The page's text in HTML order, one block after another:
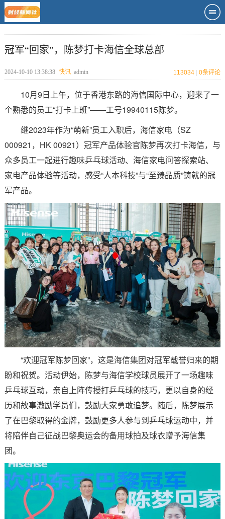
冠军“回家”，陈梦打卡海信全球总部
2024-10-10 13:38:38 快讯 admin 113034 0条评论
10月9日上午，位于香港东路的海信国际中心，迎来了一
个熟悉的员工“打卡上班”——工号19940115陈梦。
继2023年作为“萌新”员工入职后，海信家电（SZ
000921，HK 00921）冠军产品体验官陈梦再次打卡海信，与
众多员工一起进行趣味乒乓球活动、海信家电问答探索站、
家电产品体验等活动，感受“人本科技”与“至臻品质”铸就的冠
军产品。
“欢迎冠军陈梦回家”，这是海信集团对冠军载誉归来的期
盼和祝贺。活动伊始，陈梦与海信学校球员展开了一场趣味
乒乓球互动，亲自上阵传授打乒乓球的技巧，更以自身的经
历和故事激励学员们，鼓励大家勇敢追梦。随后，陈梦展示
了在巴黎取得的金牌，鼓励更多人参与到乒乓球运动中，并
将陪伴自己征战巴黎奥运会的备用球拍及球衣赠予海信集
团。